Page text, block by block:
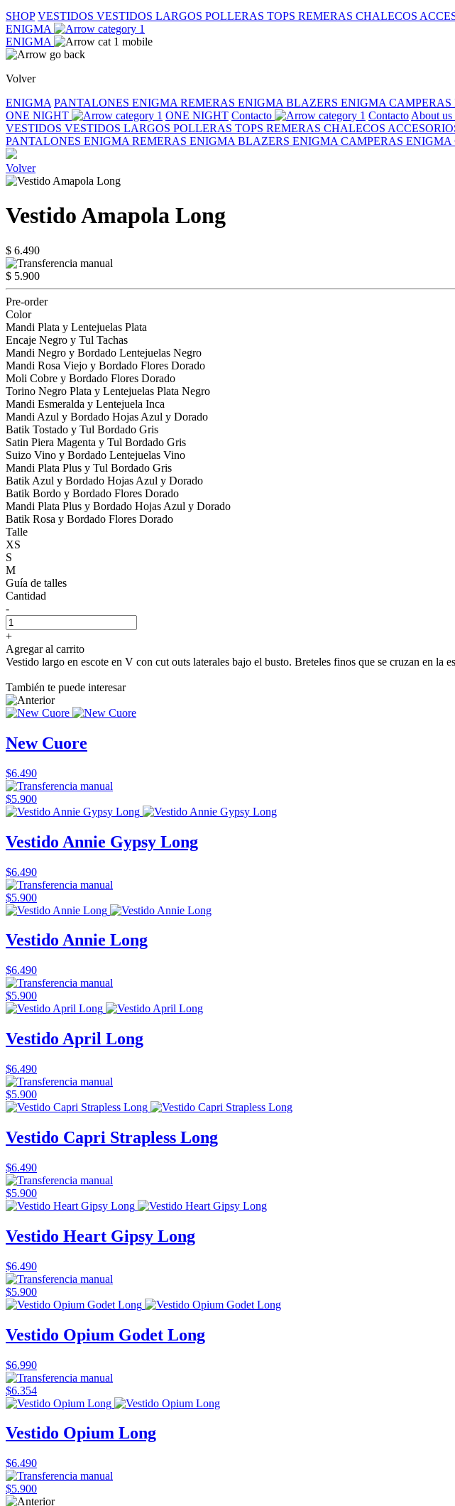
SHOP VESTIDOS VESTIDOS LARGOS POLLERAS TOPS REMERAS CHALECOS
ENIGMA
ENIGMA
Volver
ENIGMA PANTALONES ENIGMA REMERAS ENIGMA BLAZERS ENIGMA CAMPERAS
ONE NIGHT
ONE NIGHT Contacto Contacto About us
VESTIDOS VESTIDOS LARGOS POLLERAS TOPS REMERAS CHALECOS
PANTALONES ENIGMA REMERAS ENIGMA BLAZERS ENIGMA CAMPERAS ENIGMA
Volver
Vestido Amapola Long
$ 6.490
$ 5.900
Pre-order
Color
Mandi Plata y Lentejuelas Plata
Encaje Negro y Tul Tachas
Mandi Negro y Bordado Lentejuelas Negro
Mandi Rosa Viejo y Bordado Flores Dorado
Moli Cobre y Bordado Flores Dorado
Torino Negro Plata y Lentejuelas Plata Negro
Mandi Esmeralda y Lentejuela Inca
Mandi Azul y Bordado Hojas Azul y Dorado
Batik Tostado y Tul Bordado Gris
Satin Piera Magenta y Tul Bordado Gris
Suizo Vino y Bordado Lentejuelas Vino
Mandi Plata Plus y Tul Bordado Gris
Batik Azul y Bordado Hojas Azul y Dorado
Batik Bordo y Bordado Flores Dorado
Mandi Plata Plus y Bordado Hojas Azul y Dorado
Batik Rosa y Bordado Flores Dorado
Talle
XS
S
M
Guía de talles
Cantidad
-
+
Agregar al carrito
Vestido largo en escote en V con cut outs laterales bajo el busto. Breteles finos que se cruzan en la
También te puede interesar
New Cuore
$6.490
$5.900
Vestido Annie Gypsy Long
$6.490
$5.900
Vestido Annie Long
$6.490
$5.900
Vestido April Long
$6.490
$5.900
Vestido Capri Strapless Long
$6.490
$5.900
Vestido Heart Gipsy Long
$6.490
$5.900
Vestido Opium Godet Long
$6.990
$6.354
Vestido Opium Long
$6.490
$5.900